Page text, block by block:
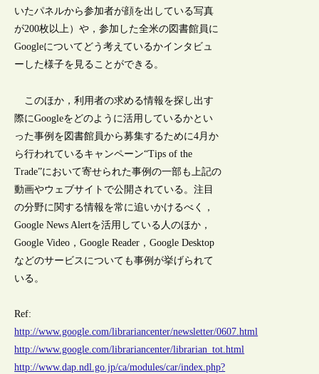
いたパネルから参加者が顔を出している写真
が200枚以上）や，参加した全米の図書館員に
Googleについてどう考えているかインタビュ
ーした様子を見ることができる。
このほか，利用者の求める情報を探し出す
際にGoogleをどのように活用しているかとい
った事例を図書館員から募集するために4月か
ら行われているキャンペーン“Tips of the
Trade”において寄せられた事例の一部も上記の
動画やウェブサイトで公開されている。注目
の分野に関する情報を常に追いかけるべく，
Google News Alertを活用している人のほか，
Google Video，Google Reader，Google Desktop
などのサービスについても事例が挙げられて
いる。
Ref:
http://www.google.com/librariancenter/newsletter/0607.html
http://www.google.com/librariancenter/librarian_tot.html
http://www.dap.ndl.go.jp/ca/modules/car/index.php?